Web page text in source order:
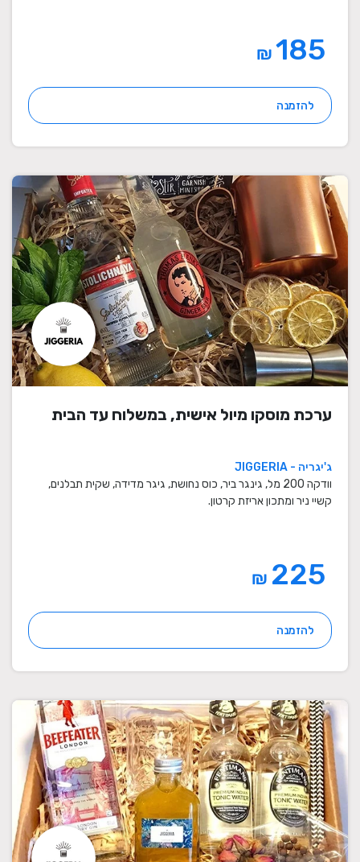
₪
להזמנה
ערכת מוסקו מיול אישית, במשלוח עד הבית
ג'יגריה - JIGGERIA
וודקה 200 מל, גינגר ביר, כוס נחושת, גיגר מדידה, שקית תבלנים,
קשיי ניר ומתכון אריזת קרטון.
₪
להזמנה